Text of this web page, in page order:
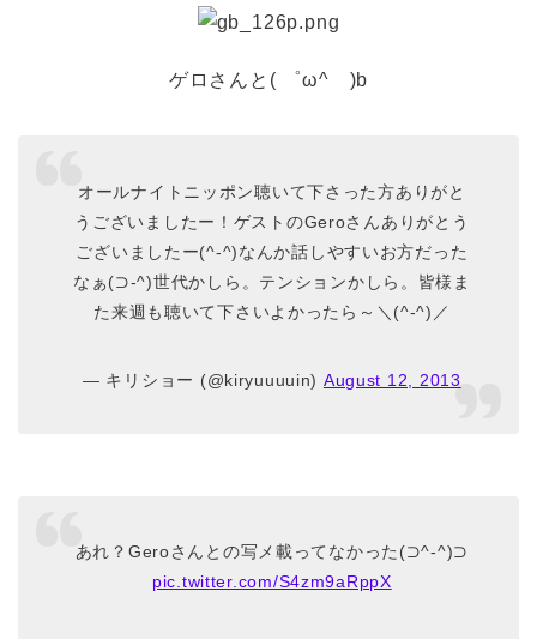
ゲロさんと( ゜ω^ )b
オールナイトニッポン聴いて下さった方ありがと
うございましたー！ゲストのGeroさんありがとう
ございましたー(^-^)なんか話しやすいお方だった
なぁ(⊃-^)世代かしら。テンションかしら。皆様ま
た来週も聴いて下さいよかったら～＼(^-^)／
— キリショー (@kiryuuuuin) August 12, 2013
あれ？Geroさんとの写メ載ってなかった(⊃^-^)⊃
pic.twitter.com/S4zm9aRppX